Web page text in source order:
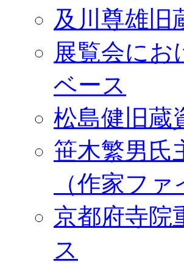
及川尊雄旧
展覧会にお
ベース
松島健旧蔵
笹木繁男氏
（作家ファ
京都府寺院
ス